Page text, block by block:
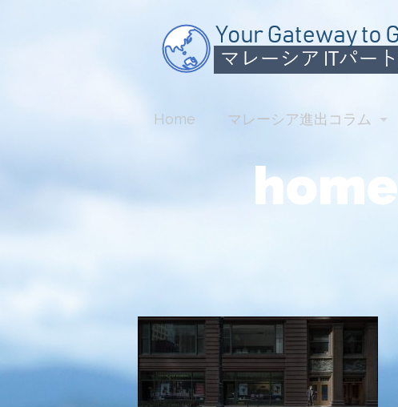
Home マレーシア進出コラム